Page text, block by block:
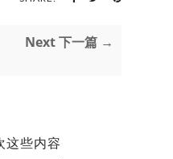
Next 下一篇 →
这些内容
2024 ADSENSE